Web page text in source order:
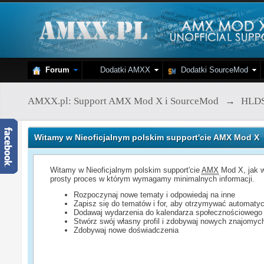
Forum Dodatki AMXX Dodatki SourceMod
AMXX.pl: Support AMX Mod X i SourceMod →
Witamy w Nieoficjalnym polskim support'cie AMX Mod X
Witamy w Nieoficjalnym polskim support'cieAMX Mod X, jak
prosty proces w którym wymagamy minimalnych informacji.
Rozpoczynaj nowe tematy i odpowiedaj na inne
Zapisz się do tematów i for, aby otrzymywać
Dodawaj wydarzenia do kalendarza społecznościowego
Stwórz swój własny profil i zdobywaj nowych
Zdobywaj nowe doświadczenia